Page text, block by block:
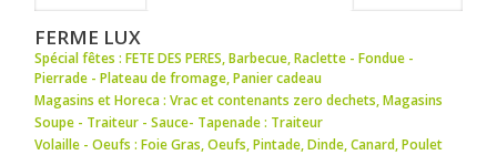
FERME LUX
Spécial fêtes : FETE DES PERES,Barbecue,Raclette - Fondue -
Pierrade - Plateau de fromage,Panier cadeau
Magasins et Horeca : Vrac et contenants zero dechets,Magasins
Soupe - Traiteur - Sauce- Tapenade : Traiteur
Volaille - Oeufs : Foie Gras,Oeufs,Pintade,Dinde,Canard,Poulet